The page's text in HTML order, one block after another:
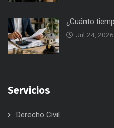
¿Cuánto
Jul 24, 2026
Servicios
Derecho Civil